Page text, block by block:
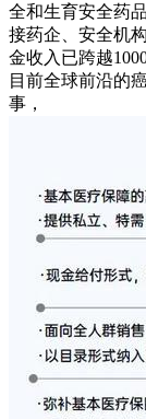
全和生育安全药
接药企、安全机
金收入已跨越
目前全球前沿的
事，